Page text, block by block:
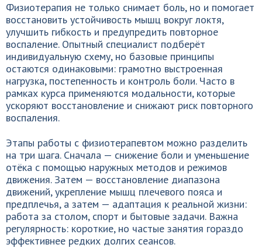
Физиотерапия не только снимает боль, но и помогает
восстановить устойчивость мышц вокруг локтя,
улучшить гибкость и предупредить повторное
воспаление. Опытный специалист подберёт
индивидуальную схему, но базовые принципы
остаются одинаковыми: грамотно выстроенная
нагрузка, постепенность и контроль боли. Часто в
рамках курса применяются модальности, которые
ускоряют восстановление и снижают риск повторного
воспаления.
Этапы работы с физиотерапевтом можно разделить
на три шага. Сначала — снижение боли и уменьшение
отёка с помощью наружных методов и режимов
движения. Затем — восстановление диапазона
движений, укрепление мышц плечевого пояса и
предплечья, а затем — адаптация к реальной жизни:
работа за столом, спорт и бытовые задачи. Важна
регулярность: короткие, но частые занятия гораздо
эффективнее редких долгих сеансов.